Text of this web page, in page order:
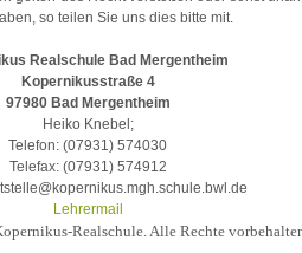
so teilen Sie uns dies bitte mit.
Realschule Bad Mergentheim
Kopernikusstraße 4
97980 Bad Mergentheim
Heiko Knebel;
Telefon: (07931) 574030
Telefax: (07931) 574912
Lehrermail
Realschule. Alle Rechte